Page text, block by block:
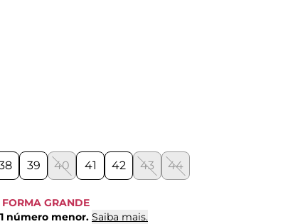
39 40 41 42 43 44
FORMA GRANDE
1 número menor. Saiba mais.